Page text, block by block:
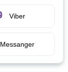
Viber
Messanger